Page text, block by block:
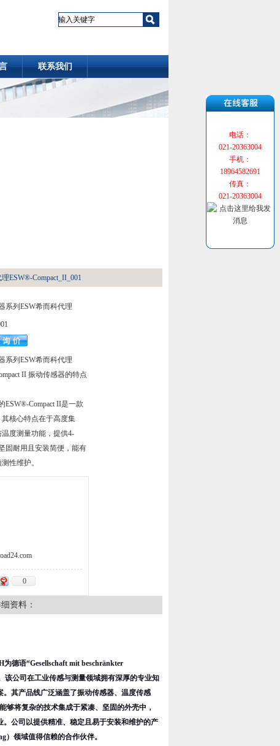
联系我们
ESW®-Compact_II_001
系列ESW希而科代理
系列ESW希而科代理
II 振动传感器的特点
ESW®-Compact II是一款
核心特点在于高度集
度测量功能，提供4-
固耐用且安装简便，能有
性维护。
0
资料：
德语“Gesellschaft mit beschränkter
公司在工业传感与测量领域拥有深厚的专业知
其产品线广泛涵盖了振动传感器、温度传感
够将复杂的技术集成于紧凑、坚固的外壳中，
公司以提供精准、稳定且易于安装和维护的产
领域值得信赖的合作伙伴。
电话：
021-20363004
手机：
18964582691
传真：
021-20363004